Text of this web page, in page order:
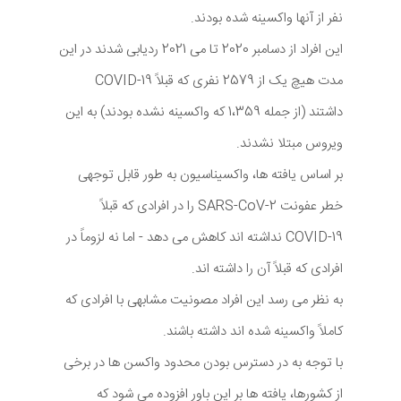
نفر از آنها واکسینه شده بودند.
این افراد از دسامبر 2020 تا می 2021 ردیابی شدند در این
مدت هیچ یک از 2579 نفری که قبلاً COVID-19
داشتند (از جمله 1،359 که واکسینه نشده بودند) به این
ویروس مبتلا نشدند.
بر اساس یافته ها، واکسیناسیون به طور قابل توجهی
خطر عفونت SARS-CoV-2 را در افرادی که قبلاً
COVID-19 نداشته اند کاهش می دهد - اما نه لزوماً در
افرادی که قبلاً آن را داشته اند.
به نظر می رسد این افراد مصونیت مشابهی با افرادی که
کاملاً واکسینه شده اند داشته باشند.
با توجه به در دسترس بودن محدود واکسن ها در برخی
از کشورها، یافته ها بر این باور افزوده می شود که